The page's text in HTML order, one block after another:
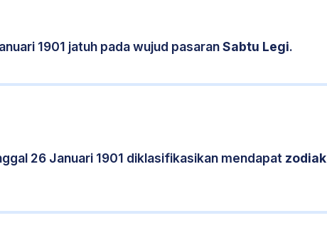
1901 jatuh pada wujud pasaranSabtu Legi.
26 Januari 1901 diklasifikasikan mendapat zodiak